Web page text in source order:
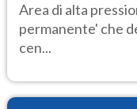
Area di alta
permanente' che
cen...